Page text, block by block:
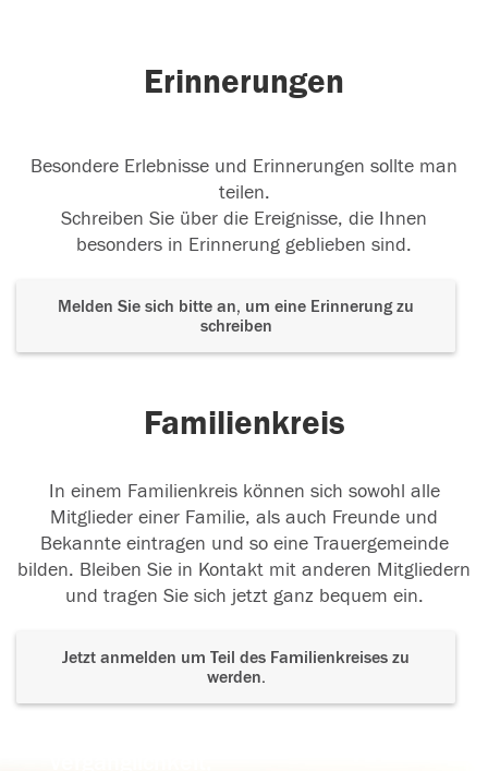
Erinnerungen
Besondere Erlebnisse und Erinnerungen sollte man
teilen.
Schreiben Sie über die Ereignisse, die Ihnen
besonders in Erinnerung geblieben sind.
Melden Sie sich bitte an, um eine Erinnerung zu
schreiben
Familienkreis
In einem Familienkreis können sich sowohl alle
Mitglieder einer Familie, als auch Freunde und
Bekannte eintragen und so eine Trauergemeinde
bilden. Bleiben Sie in Kontakt mit anderen Mitgliedern
und tragen Sie sich jetzt ganz bequem ein.
Jetzt anmelden um Teil des Familienkreises zu
werden.